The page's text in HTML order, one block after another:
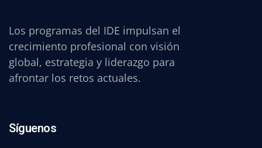
Los programas del IDE impulsan el
crecimiento profesional con visión
global, estrategia y liderazgo para
afrontar los retos actuales.
Síguenos